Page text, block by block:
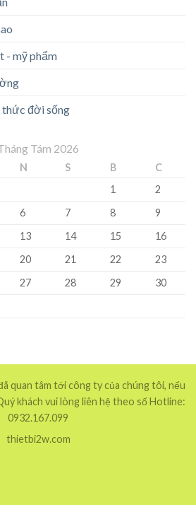
- mỹ phẩm
đời sống
Tám 2026
N S B
C
1
2
6 7 8
9
13 14 15
16
20 21 22
23
27 28 29
30
quan tâm tới công ty của chúng tôi, nếu
khách vui lòng liên hệ theo số Hotline:
0932.167.099
thietbi2w.com